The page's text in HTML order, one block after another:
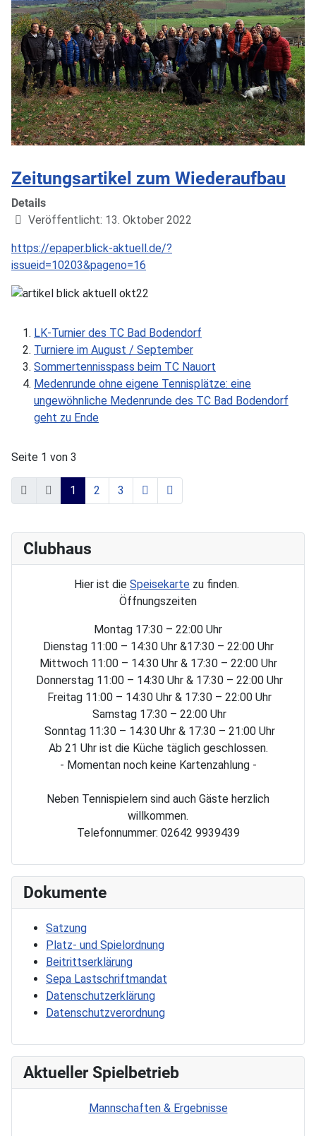
Zeitungsartikel zum Wiederaufbau
Details
Veröffentlicht: 13. Oktober 2022
https://epaper.blick-aktuell.de/?
issueid=10203&pageno=16
LK-Turnier des TC Bad Bodendorf
Turniere im August / September
Sommertennisspass beim TC Nauort
Medenrunde ohne eigene Tennisplätze: eine
ungewöhnliche Medenrunde des TC Bad Bodendorf
geht zu Ende
Seite 1 von 3
1 2 3
Clubhaus
Hier ist die Speisekarte zu finden.
Öffnungszeiten
Montag 17:30 – 22:00 Uhr
Dienstag 11:00 – 14:30 Uhr &17:30 – 22:00 Uhr
Mittwoch 11:00 – 14:30 Uhr & 17:30 – 22:00 Uhr
Donnerstag 11:00 – 14:30 Uhr & 17:30 – 22:00 Uhr
Freitag 11:00 – 14:30 Uhr & 17:30 – 22:00 Uhr
Samstag 17:30 – 22:00 Uhr
Sonntag 11:30 – 14:30 Uhr & 17:30 – 21:00 Uhr
Ab 21 Uhr ist die Küche täglich geschlossen.
- Momentan noch keine Kartenzahlung -
Neben Tennispielern sind auch Gäste herzlich
willkommen.
Telefonnummer: 02642 9939439
Dokumente
Satzung
Platz- und Spielordnung
Beitrittserklärung
Sepa Lastschriftmandat
Datenschutzerklärung
Datenschutzverordnung
Aktueller Spielbetrieb
Mannschaften & Ergebnisse